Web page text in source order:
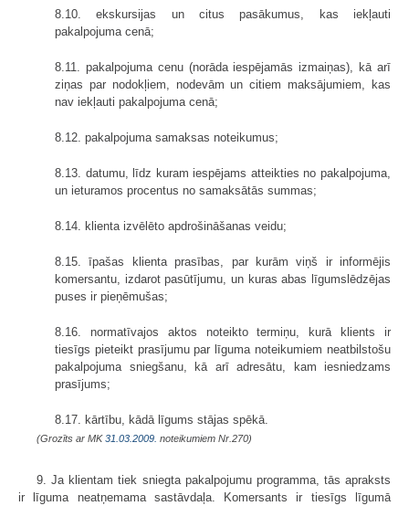
8.10. ekskursijas un citus pasākumus, kas iekļauti
pakalpojuma cenā;
8.11. pakalpojuma cenu (norāda iespējamās izmaiņas), kā arī
ziņas par nodokļiem, nodevām un citiem maksājumiem, kas
nav iekļauti pakalpojuma cenā;
8.12. pakalpojuma samaksas noteikumus;
8.13. datumu, līdz kuram iespējams atteikties no pakalpojuma,
un ieturamos procentus no samaksātās summas;
8.14. klienta izvēlēto apdrošināšanas veidu;
8.15. īpašas klienta prasības, par kurām viņš ir informējis
komersantu, izdarot pasūtījumu, un kuras abas līgumslēdzējas
puses ir pieņēmušas;
8.16. normatīvajos aktos noteikto termiņu, kurā klients ir
tiesīgs pieteikt prasījumu par līguma noteikumiem neatbilstošu
pakalpojuma sniegšanu, kā arī adresātu, kam iesniedzams
prasījums;
8.17. kārtību, kādā līgums stājas spēkā.
(Grozīts ar MK31.03.2009. noteikumiem Nr.270)
9. Ja klientam tiek sniegta pakalpojumu programma, tās apraksts
ir līguma neatņemama sastāvdaļa. Komersants ir tiesīgs līgumā